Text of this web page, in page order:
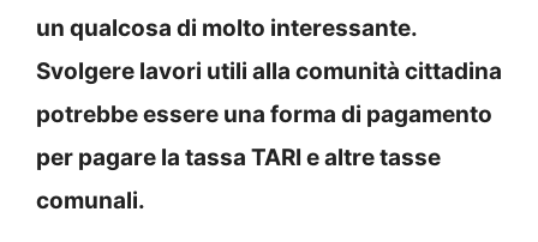
un qualcosa di molto interessante.
Svolgere lavori utili alla comunità cittadina
potrebbe essere una forma di pagamento
per pagare la tassa TARI e altre tasse
comunali.